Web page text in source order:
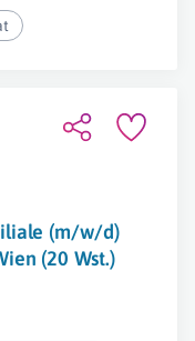
(m/w/d)
(20 Wst.)